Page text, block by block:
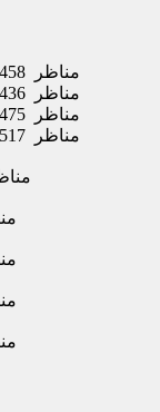
458 مناظر
436 مناظر
475 مناظر
517 مناظر
48
0
0
0
0